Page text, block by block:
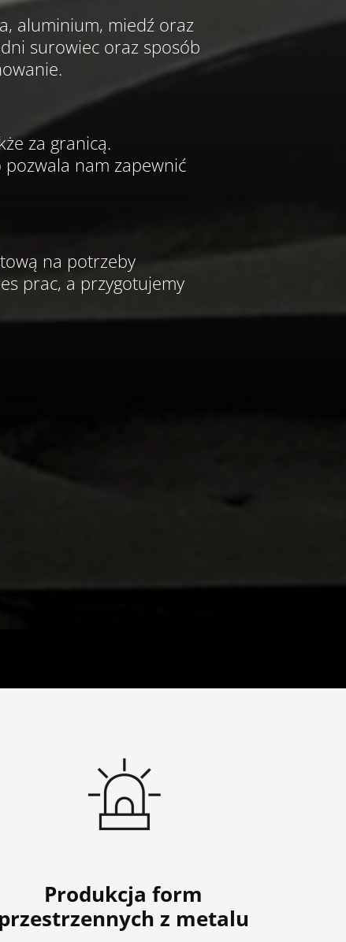
aluminium, miedź oraz
surowiec oraz sposób
za granicą.
pozwala nam zapewnić
na potrzeby
prac, a przygotujemy
Produkcja form
przestrzennych z metalu